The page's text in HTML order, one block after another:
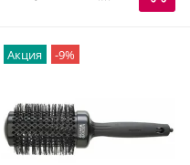
Акция -9%